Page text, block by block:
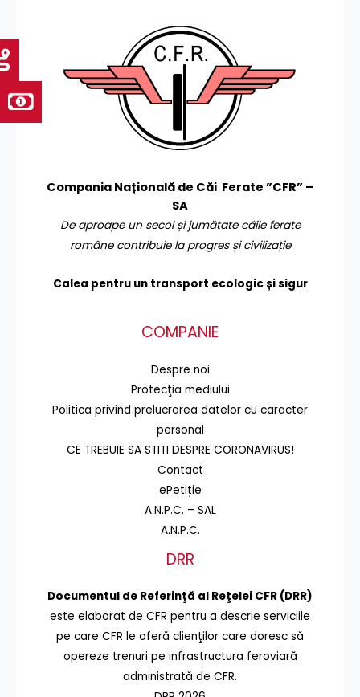
Compania Națională de Căi Ferate ”CFR” –
SA
De aproape un secol și jumătate căile ferate
române contribuie la progres și civilizație
Calea pentru un transport ecologic și sigur
COMPANIE
Despre noi
Protecţia mediului
Politica privind prelucrarea datelor cu caracter
personal
CE TREBUIE SA STITI DESPRE CORONAVIRUS!
Contact
ePetiție
A.N.P.C. – SAL
A.N.P.C.
DRR
Documentul de Referinţă al Reţelei CFR (DRR)
este elaborat de CFR pentru a descrie serviciile
pe care CFR le oferă clienţilor care doresc să
opereze trenuri pe infrastructura feroviară
administrată de CFR.